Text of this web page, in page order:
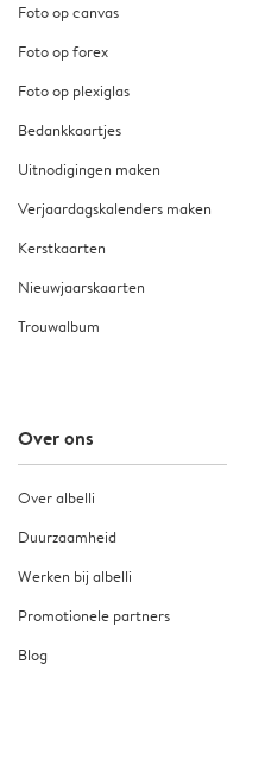
Foto op canvas
Foto op forex
Foto op plexiglas
Bedankkaartjes
Uitnodigingen maken
Verjaardagskalenders maken
Kerstkaarten
Nieuwjaarskaarten
Trouwalbum
Over ons
Over albelli
Duurzaamheid
Werken bij albelli
Promotionele partners
Blog